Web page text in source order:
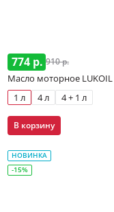
774 р. 910 р.
Масло моторное LUKOIL
1 л
4 л 4 + 1 л
В корзину
НОВИНКА
-15%